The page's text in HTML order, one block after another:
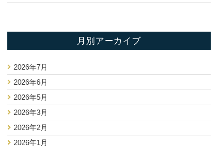
月別アーカイブ
2026年7月
2026年6月
2026年5月
2026年3月
2026年2月
2026年1月